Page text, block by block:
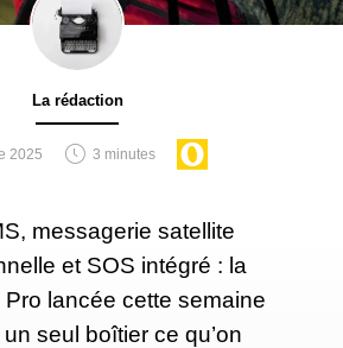
La rédaction
2025 3 minutes
messagerie satellite
et SOS intégré : la
lancée cette semaine
seul boîtier ce qu’on